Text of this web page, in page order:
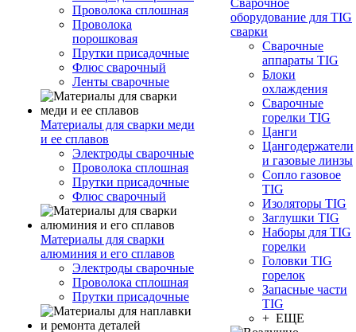
Проволока сплошная
Проволока
порошковая
Прутки присадочные
Флюс сварочный
Ленты сварочные
Материалы для сварки меди
и ее сплавов
Электроды сварочные
Проволока сплошная
Прутки присадочные
Флюс сварочный
Материалы для сварки
алюминия и его сплавов
Электроды сварочные
Проволока сплошная
Прутки присадочные
Сварочное
оборудование для TIG
сварки
Сварочные
аппараты TIG
Блоки
охлаждения
Сварочные
горелки TIG
Цанги
Цангодержатели
и газовые линзы
Сопло газовое
TIG
Изоляторы TIG
Заглушки TIG
Наборы для TIG
горелки
Головки TIG
горелок
Запасные части
TIG
+ ЕЩЕ